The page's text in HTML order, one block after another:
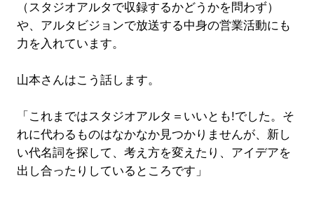
（スタジオアルタで収録するかどうかを問わず）
や、アルタビジョンで放送する中身の営業活動にも
力を入れています。
山本さんはこう話します。
「これまではスタジオアルタ＝いいとも!でした。そ
れに代わるものはなかなか見つかりませんが、新し
い代名詞を探して、考え方を変えたり、アイデアを
出し合ったりしているところです」